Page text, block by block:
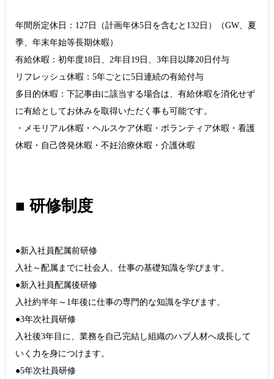
年間所定休日：127日（計画年休5日を含むと132日）（GW、夏
季、年末年始等長期休暇）
有給休暇：初年度18日、2年目19日、3年目以降20日付与
リフレッシュ休暇：5年ごとに5日連続の有給付与
多目的休暇：下記事由に該当する場合は、有給休暇を消化せず
に有給としてお休みを取得いただく事も可能です。
・メモリアル休暇・ヘルスケア休暇・ボランティア休暇・看護
休暇・自己啓発休暇・不妊治療休暇・介護休暇
■ 研修制度
●新入社員配属前研修
入社～配属までに社会人、仕事の基礎知識を学びます。
●新入社員配属後研修
入社約半年～1年後に仕事の専門的な知識を学びます。
●3年次社員研修
入社後3年目に、業務を自己完結し組織のハブ人材へ成長して
いく力を身につけます。
●5年次社員研修